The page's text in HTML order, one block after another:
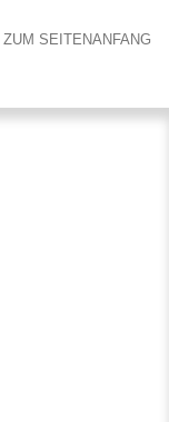
ZUM SEITENANFANG